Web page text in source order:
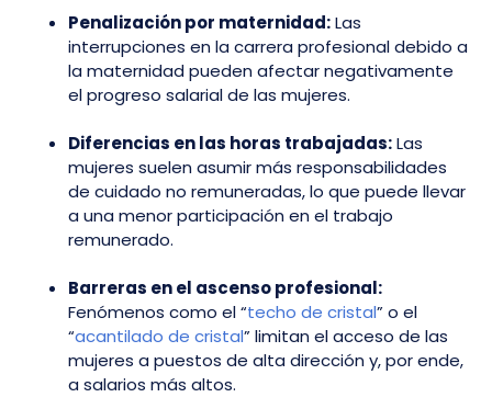
Penalización por maternidad:Las
interrupciones en la carrera profesional debido a
la maternidad pueden afectar negativamente
el progreso salarial de las mujeres.
Diferencias en las horas trabajadas:Las
mujeres suelen asumir más responsabilidades
de cuidado no remuneradas, lo que puede llevar
a una menor participación en el trabajo
remunerado.
Barreras en el ascenso profesional:
Fenómenos como el “techo de cristal” o el
“acantilado de cristal” limitan el acceso de las
mujeres a puestos de alta dirección y, por ende,
a salarios más altos.